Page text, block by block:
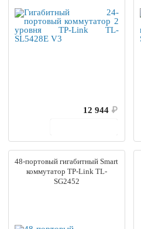
12 944 ₽
48-портовый гигабитный Smart
коммутатор TP-Link TL-
SG2452